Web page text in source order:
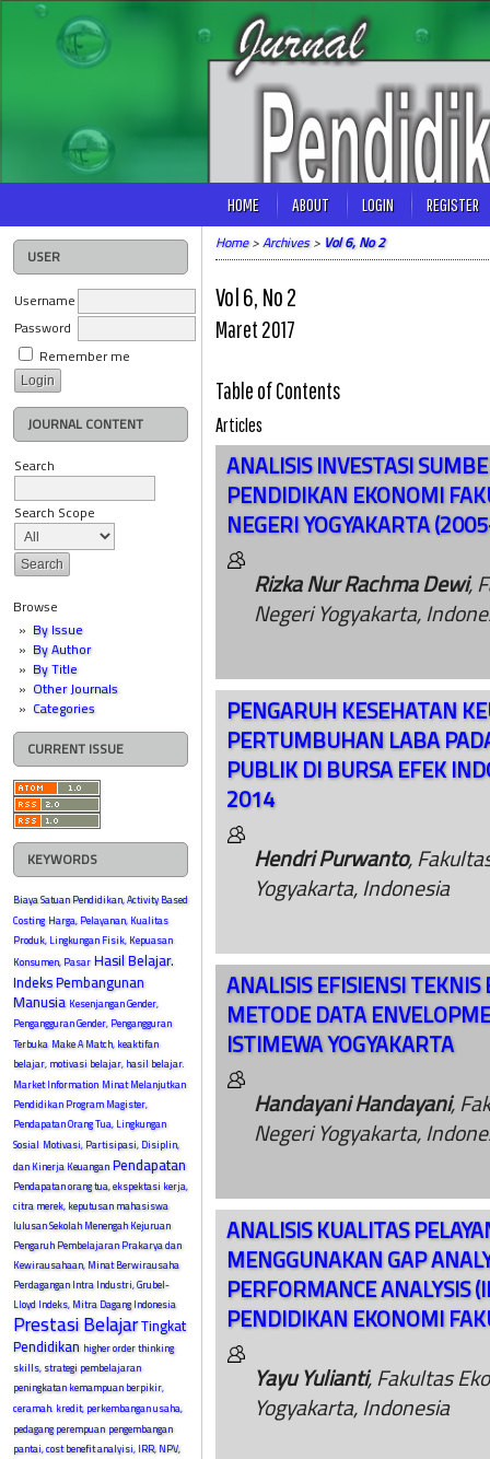
USER
Username
Password
Remember me
JOURNAL CONTENT
Search
Search Scope
Browse
By Issue
By Author
By Title
Other Journals
Categories
CURRENT ISSUE
KEYWORDS
Biaya Satuan Pendidikan, Activity Based
Costing Harga, Pelayanan, Kualitas
Produk, Lingkungan Fisik, Kepuasan
Konsumen, PasarHasil Belajar.
Indeks Pembangunan
Manusia Kesenjangan Gender,
Pengangguran Gender, Pengangguran
Terbuka Make A Match, keaktifan
belajar, motivasi belajar, hasil belajar.
Market Information Minat Melanjutkan
Pendidikan Program Magister,
Pendapatan Orang Tua, Lingkungan
Sosial Motivasi, Partisipasi, Disiplin,
dan Kinerja KeuanganPendapatan
Pendapatan orang tua, ekspektasi kerja,
citra merek, keputusan mahasiswa
lulusan Sekolah Menengah Kejuruan
Pengaruh Pembelajaran Prakarya dan
Kewirausahaan, Minat Berwirausaha
Perdagangan Intra Industri, Grubel-
Lloyd Indeks, Mitra Dagang Indonesia
Prestasi BelajarTingkat
Pendidikan higher order thinking
skills, strategi pembelajaran
peningkatan kemampuan berpikir,
ceramah. kredit, perkembangan usaha,
pedagang perempuan pengembangan
pantai, cost benefit analyisi, IRR, NPV,
HOME ABOUT LOGIN REGISTER
Home>Archives> Vol 6, No 2
Vol 6, No 2
Maret 2017
Table of Contents
Articles
ANALISIS INVESTASI
PENDIDIKAN EKONOMI
NEGERI YOGYAKARTA
Rizka Nur Rachma Dewi,
Negeri Yogyakarta,
PENGARUH KESEHATAN
PERTUMBUHAN LABA
PUBLIK DI BURSA EFEK
2014
Hendri Purwanto,
Yogyakarta, Indonesia
ANALISIS EFISIENSI
METODE DATA
ISTIMEWA YOGYAKARTA
Handayani Handayani,
Negeri Yogyakarta,
ANALISIS KUALITAS
MENGGUNAKAN GAP
PERFORMANCE ANALYSIS
PENDIDIKAN EKONOMI
Yayu Yulianti, Fakultas
Yogyakarta, Indonesia